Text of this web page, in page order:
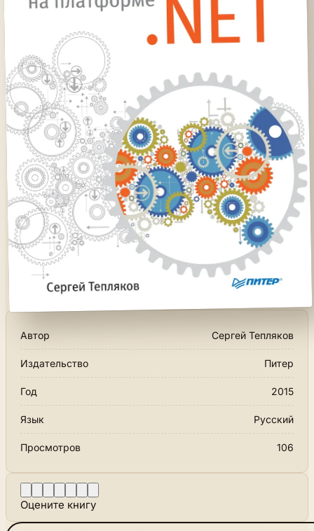
Автор Сергей Тепляков
Издательство Питер
Год 2015
Язык Русский
Просмотров 106
Оцените книгу